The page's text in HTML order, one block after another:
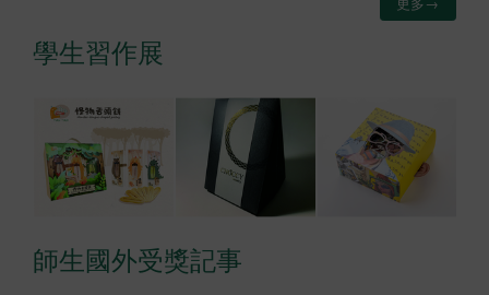
更多→
學生習作展
師生國外受獎記事